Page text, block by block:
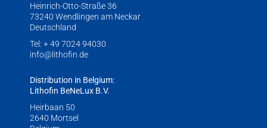
Heinrich-Otto-Straße 36
73240 Wendlingen am Neckar
Deutschland
Tel: + 49 7024 94030
info@lithofin.de
Distribution in Belgium:
Lithofin BeNeLux B.V.
Heirbaan 50
2640 Mortsel